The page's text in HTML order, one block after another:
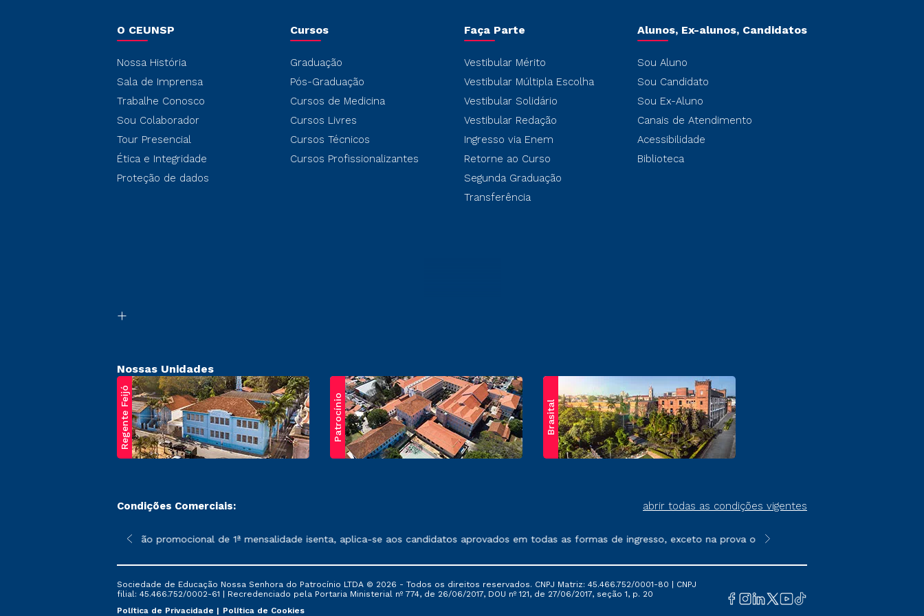
O CEUNSP
Nossa História
Sala de Imprensa
Trabalhe Conosco
Sou Colaborador
Tour Presencial
Ética e Integridade
Proteção de dados
Cursos
Graduação
Pós-Graduação
Cursos de Medicina
Cursos Livres
Cursos Técnicos
Cursos Profissionalizantes
Faça Parte
Vestibular Mérito
Vestibular Múltipla Escolha
Vestibular Solidário
Vestibular Redação
Ingresso via Enem
Retorne ao Curso
Segunda Graduação
Transferência
Alunos, Ex-alunos, Candidatos
Sou Aluno
Sou Candidato
Sou Ex-Aluno
Canais de Atendimento
Acessibilidade
Biblioteca
Nossas Unidades
Regente Feijó Patrocínio Brasital
Condições Comerciais: abrir todas as condições vigentes
sofrer alterações nos períodos de rematrícula conforme exposto no contrato de prestação de serviços.
*A condição promocional de 1ª mensalidade isenta, aplica-se aos candidatos aprovados em todas as formas de ingresso, exceto na prova on-line ou agendada, que
**Semipresencial é um formato do
Sociedade de Educação Nossa Senhora do Patrocínio LTDA © 2026 - Todos os direitos reservados. CNPJ Matriz: 45.466.752/0001-80 | CNPJ
filial: 45.466.752/0002-61 | Recredenciado pela Portaria Ministerial nº 774, de 26/06/2017, DOU nº 121, de 27/06/2017, seção 1, p. 20
Política de Privacidade
Política de Cookies